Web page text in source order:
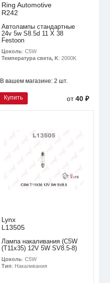
Ring Automotive
R242
Автолампы стандартные
24v 5w S8.5d 11 X 38
Festoon
Цоколь: C5W
Температура света, K: 2000K
В вашем магазине: 2 шт.
Купить от40 ₽
Lynx
L13505
Лампа накаливания (C5W
(T11x35) 12V 5W SV8.5-8)
Цоколь: C5W
Тип: Накаливания